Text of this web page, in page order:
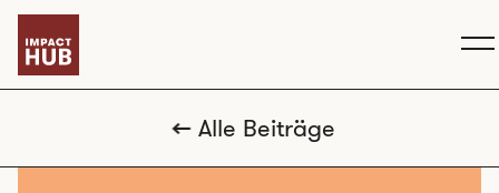
Alle Beiträge